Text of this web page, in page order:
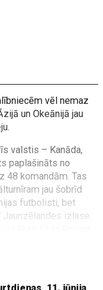
vēl nemaz
un Okeānijā jau
valstis – Kanāda,
paplašināts no
48 komandām. Tas
jau šobrīd
futbolisti, bet
izlase.